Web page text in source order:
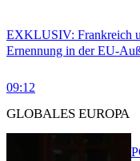
EXKLUSIV: Frankreich
Ernennung in der EU-
09:12
GLOBALES EUROPA